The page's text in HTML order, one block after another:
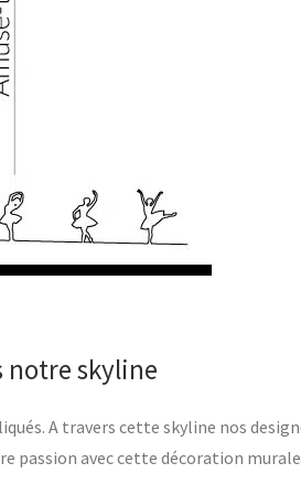
notre skyline
A travers cette skyline nos
passion avec cette décoration